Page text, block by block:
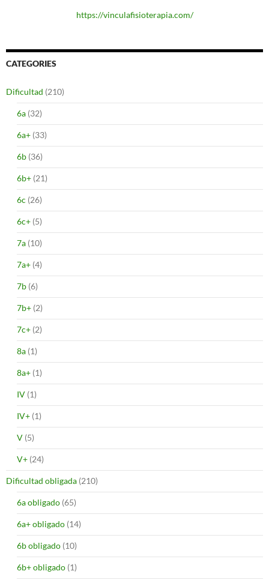
https://vinculafisioterapia.com/
CATEGORIES
Dificultad (210)
6a (32)
6a+ (33)
6b (36)
6b+ (21)
6c (26)
6c+ (5)
7a (10)
7a+ (4)
7b (6)
7b+ (2)
7c+ (2)
8a (1)
8a+ (1)
IV (1)
IV+ (1)
V (5)
V+ (24)
Dificultad obligada (210)
6a obligado (65)
6a+ obligado (14)
6b obligado (10)
6b+ obligado (1)